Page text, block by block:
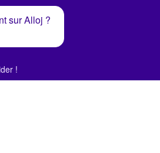
sur Alloj ?
!